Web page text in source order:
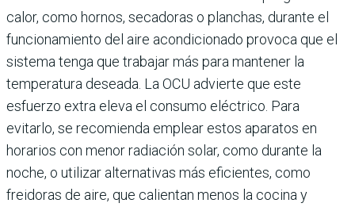
calor, como hornos, secadoras o planchas, durante el
funcionamiento del aire acondicionado provoca que el
sistema tenga que trabajar más para mantener la
temperatura deseada. La OCU advierte que este
esfuerzo extra eleva el consumo eléctrico. Para
evitarlo, se recomienda emplear estos aparatos en
horarios con menor radiación solar, como durante la
noche, o utilizar alternativas más eficientes, como
freidoras de aire, que calientan menos la cocina y